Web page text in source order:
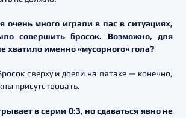
очень много играли в пас в ситуациях,
совершить бросок. Возможно, для
хватило именно «мусорного» гола?
сверху и доели на пятаке — конечно,
присутствовать.
в серии 0:3, но сдаваться явно не